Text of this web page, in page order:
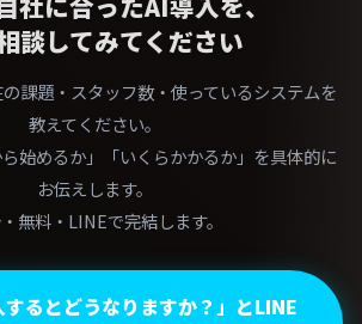
談してみてください
課題・スタッフ数・使っているシステムを
教えてください。
始めるか」「いくらかかるか」を具体的に
お伝えします。
無料・LINEで完結します。
するとどうなりますか？」とLINE